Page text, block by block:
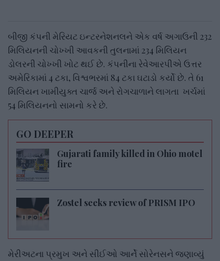
બીજી કંપની મેરિયટ ઇન્ટરનેશનલને એક વર્ષ અગાઉની 232
મિલિયનની ચોખ્ખી આવકની તુલનામાં 234 મિલિયન
ડોલરની ચોખ્ખી ખોટ થઈ છે. કંપનીના રેવેઆરપીએ ઉત્તર
અમેરિકામાં 4 ટકા, વિશ્વભરમાં 84 ટકા ઘટાડો કર્યો છે. તે 61
મિલિયન ખામીયુક્ત ચાર્જ અને રોગચાળાને લાગતા ખર્ચમાં
54 મિલિયનનો સામનો કરે છે.
GO DEEPER
Gujarati family killed in Ohio motel
fire
Zostel seeks review of PRISM IPO
મેરીઅટના પ્રમુખ અને સીઈઓ આર્ને સોરેનસને જણાવ્યું